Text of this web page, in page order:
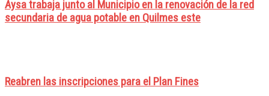
Aysa trabaja junto al Municipio en la renovación de la red
secundaria de agua potable en Quilmes este
Reabren las inscripciones para el Plan Fines